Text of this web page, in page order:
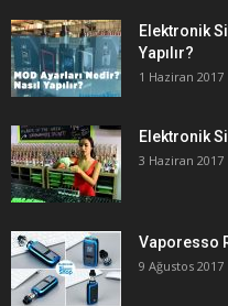
Elektronik
Yapılır?
1 Haziran 2017
Elektronik
3 Haziran 2017
Vaporesso
9 Ağustos 2017